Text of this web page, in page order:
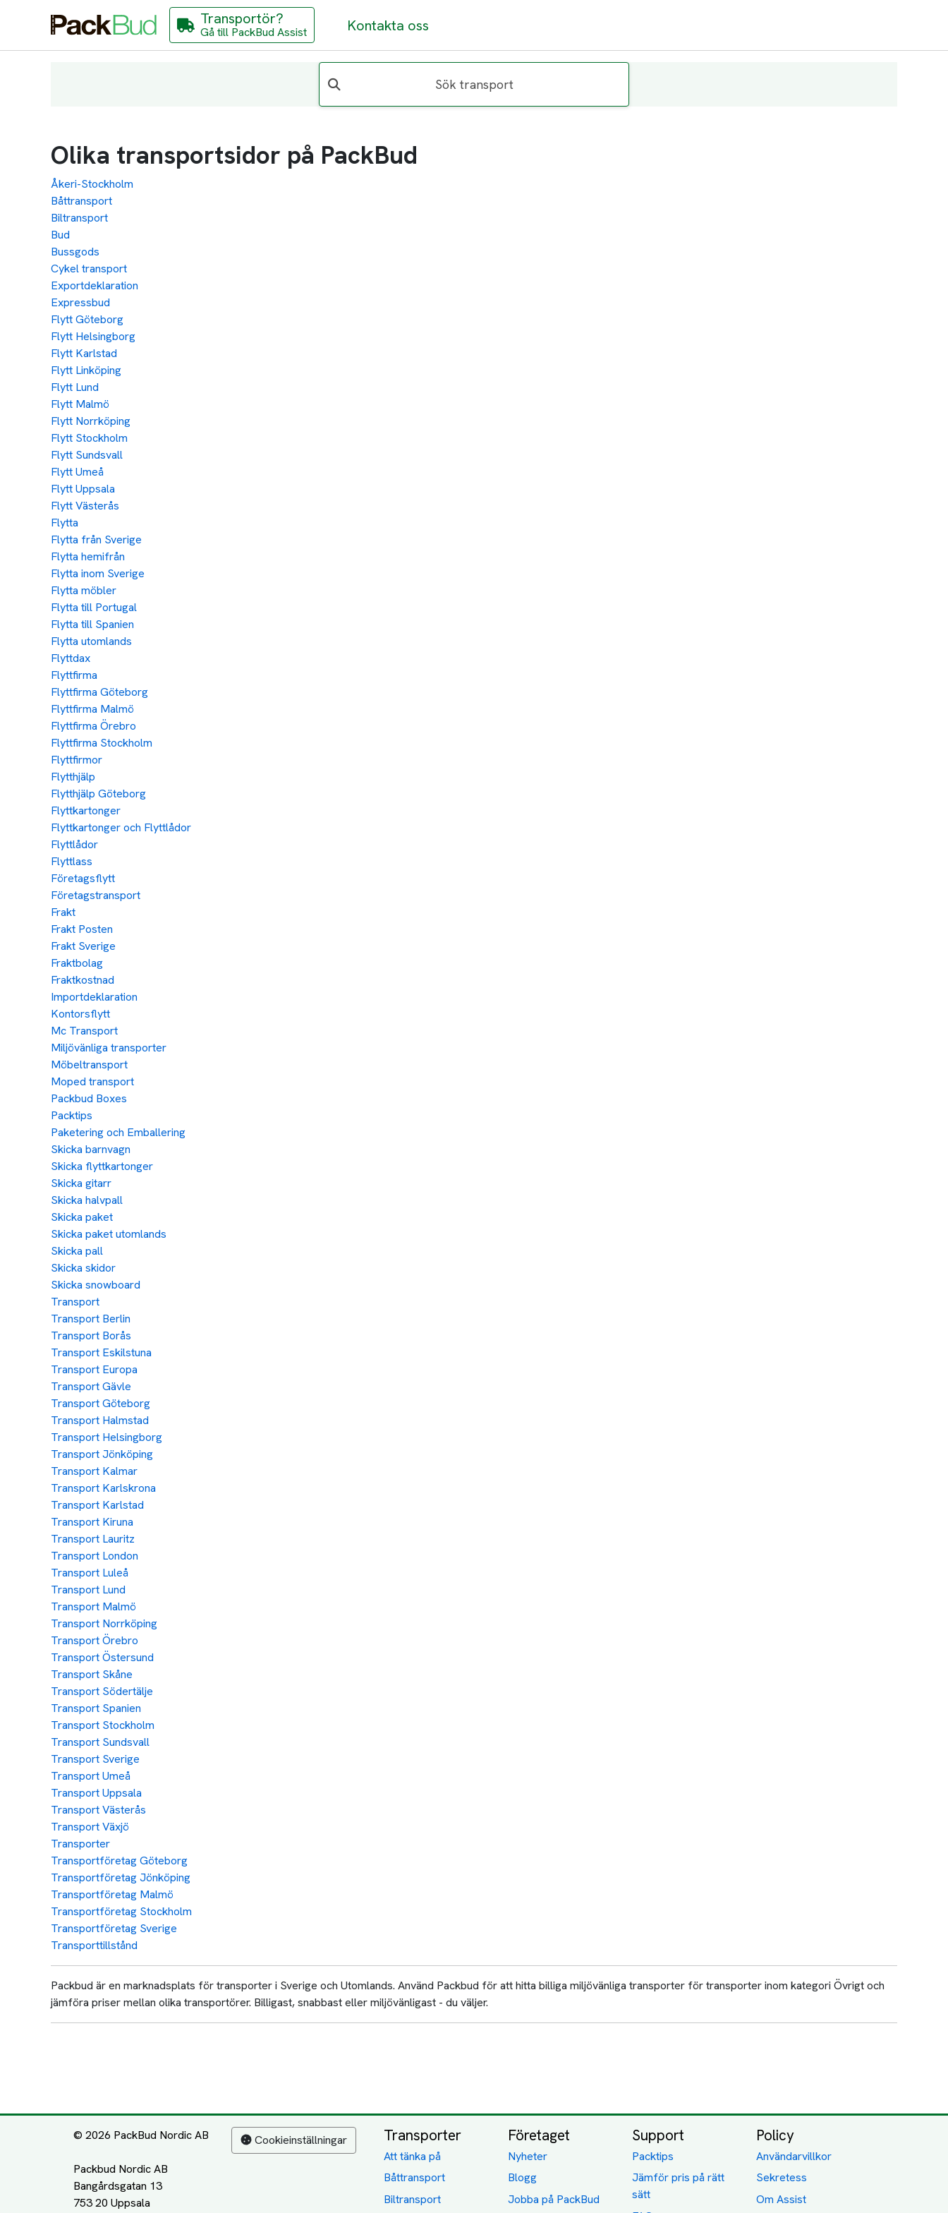
Transportör?
Gå till PackBud Assist Kontakta oss
Sök transport
Olika transportsidor på PackBud
Åkeri-Stockholm
Båttransport
Biltransport
Bud
Bussgods
Cykel transport
Exportdeklaration
Expressbud
Flytt Göteborg
Flytt Helsingborg
Flytt Karlstad
Flytt Linköping
Flytt Lund
Flytt Malmö
Flytt Norrköping
Flytt Stockholm
Flytt Sundsvall
Flytt Umeå
Flytt Uppsala
Flytt Västerås
Flytta
Flytta från Sverige
Flytta hemifrån
Flytta inom Sverige
Flytta möbler
Flytta till Portugal
Flytta till Spanien
Flytta utomlands
Flyttdax
Flyttfirma
Flyttfirma Göteborg
Flyttfirma Malmö
Flyttfirma Örebro
Flyttfirma Stockholm
Flyttfirmor
Flytthjälp
Flytthjälp Göteborg
Flyttkartonger
Flyttkartonger och Flyttlådor
Flyttlådor
Flyttlass
Företagsflytt
Företagstransport
Frakt
Frakt Posten
Frakt Sverige
Fraktbolag
Fraktkostnad
Importdeklaration
Kontorsflytt
Mc Transport
Miljövänliga transporter
Möbeltransport
Moped transport
Packbud Boxes
Packtips
Paketering och Emballering
Skicka barnvagn
Skicka flyttkartonger
Skicka gitarr
Skicka halvpall
Skicka paket
Skicka paket utomlands
Skicka pall
Skicka skidor
Skicka snowboard
Transport
Transport Berlin
Transport Borås
Transport Eskilstuna
Transport Europa
Transport Gävle
Transport Göteborg
Transport Halmstad
Transport Helsingborg
Transport Jönköping
Transport Kalmar
Transport Karlskrona
Transport Karlstad
Transport Kiruna
Transport Lauritz
Transport London
Transport Luleå
Transport Lund
Transport Malmö
Transport Norrköping
Transport Örebro
Transport Östersund
Transport Skåne
Transport Södertälje
Transport Spanien
Transport Stockholm
Transport Sundsvall
Transport Sverige
Transport Umeå
Transport Uppsala
Transport Västerås
Transport Växjö
Transporter
Transportföretag Göteborg
Transportföretag Jönköping
Transportföretag Malmö
Transportföretag Stockholm
Transportföretag Sverige
Transporttillstånd
Packbud är en marknadsplats för transporter i Sverige och Utomlands. Använd Packbud för att hitta billiga miljövänliga transporter för transporter inom kategori Övrigt och
jämföra priser mellan olika transportörer. Billigast, snabbast eller miljövänligast - du väljer.
© 2026 PackBud Nordic AB
Packbud Nordic AB
Bangårdsgatan 13
753 20 Uppsala
Cookieinställningar Transporter
Att tänka på
Båttransport
Biltransport
Företaget
Nyheter
Blogg
Jobba på PackBud
Support
Packtips
Jämför pris på rätt
sätt
Policy
Användarvillkor
Sekretess
Om Assist